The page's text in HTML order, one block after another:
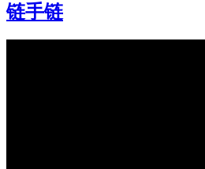
链手链